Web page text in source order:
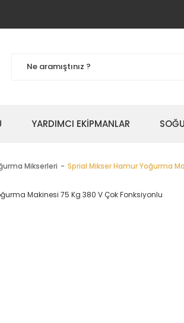
YARDIMCI EKİPMANLAR
Mikserleri Sprial Mikser Hamur Yoğurma